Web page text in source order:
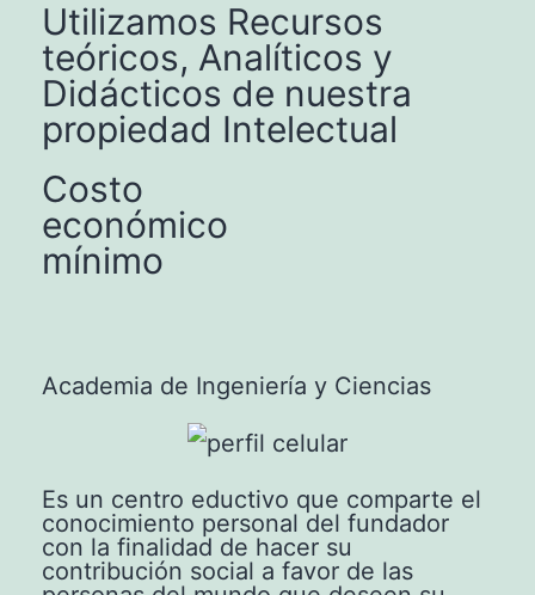
Utilizamos Recursos
teóricos, Analíticos y
Didácticos de nuestra
propiedad Intelectual
Costo
económico
mínimo
Academia de Ingeniería y Ciencias
Es un centro eductivo que comparte el
conocimiento personal del fundador
con la finalidad de hacer su
contribución social a favor de las